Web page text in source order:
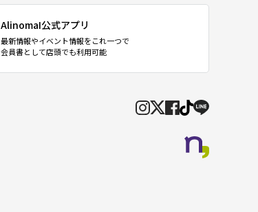
AlinomaI公式アプリ
最新情報やイベント情報をこれ一つで
会員書として店頭でも利用可能